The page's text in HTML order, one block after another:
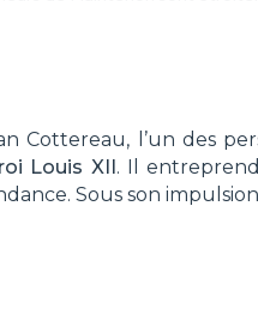
Cottereau, l’un des
Louis XII . Il
Sous son